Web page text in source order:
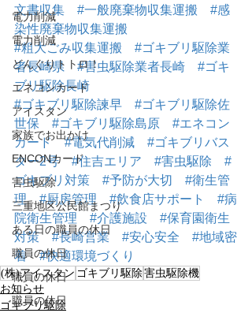
電力削減
電力削減
どんぐりトトロ！
エネコンカード
アイスタン
家族でお出かけ
ENCONカード
害虫駆除
三重地区公民館まつり
ある日の職員の休日
職員の休日
職員の休日
職員の休日
文書収集
#一般廃棄物収集運搬
#感
染性廃棄物収集運搬
#粗大ごみ収集運搬
#ゴキブリ駆除業
者長崎県
#害虫駆除業者長崎
#ゴキ
ブリ駆除長崎
#ゴキブリ駆除諫早
#ゴキブリ駆除佐
世保
#ゴキブリ駆除島原
#エネコン
カード
#電気代削減
#ゴキブリバス
ター2号
#住吉エリア #害虫駆除
#
ゴキブリ対策
#予防が大切
#衛生管
理
#厨房管理 #飲食店サポート
#病
院衛生管理
#介護施設
#保育園衛生
対策
#長崎営業 #安心安全
#地域密
着
#快適環境づくり
(株)アイスタン ゴキブリ駆除 害虫駆除機
お知らせ
ゴキブリ駆除